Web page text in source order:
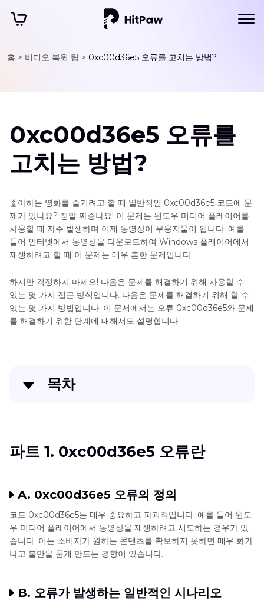
홈 > 비디오 복원 팁 > 0xc00d36e5 오류를 고치는 방법?
0xc00d36e5 오류를
고치는 방법?
좋아하는 영화를 즐기려고 할 때 일반적인 0xc00d36e5 코드에 문
제가 있나요? 정말 짜증나요! 이 문제는 윈도우 미디어 플레이어를
사용할 때 자주 발생하며 이제 동영상이 무용지물이 됩니다. 예를
들어 인터넷에서 동영상을 다운로드하여 Windows 플레이어에서
재생하려고 할 때 이 문제는 매우 흔한 문제입니다.
하지만 걱정하지 마세요! 다음은 문제를 해결하기 위해 사용할 수
있는 몇 가지 접근 방식입니다. 다음은 문제를 해결하기 위해 할 수
있는 몇 가지 방법입니다. 이 문서에서는 오류 0xc00d36e5와 문제
를 해결하기 위한 단계에 대해서도 설명합니다.
목차
파트 2. 0xc00d36e5 오류의 원인
파트 4. 향후 0xc00d36e5 오류 발생 방지
파트 1. 0xc00d36e5 오류란
A. 0xc00d36e5 오류의 정의
코드 0xc00d36e5는 매우 중요하고 파괴적입니다. 예를 들어 윈도
우 미디어 플레이어에서 동영상을 재생하려고 시도하는 경우가 있
습니다. 이는 소비자가 원하는 콘텐츠를 확보하지 못하면 매우 화가
나고 불만을 품게 만드는 경향이 있습니다.
B. 오류가 발생하는 일반적인 시나리오